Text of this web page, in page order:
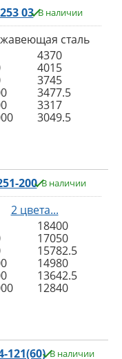
03 В наличии
сталь
4370
4015
3745
3477.5
3317
3049.5
200 В наличии
2 цвета...
18400
17050
15782.5
14980
13642.5
12840
121(60) В наличии